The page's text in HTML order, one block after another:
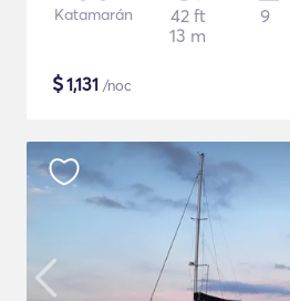
Katamarán
42 ft
13 m
9
$1,131 /noc